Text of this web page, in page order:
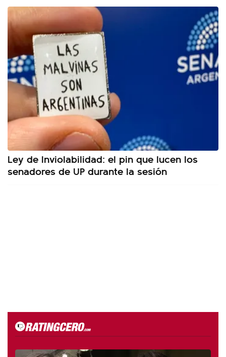
Ley de Inviolabilidad: el pin que lucen los
senadores de UP durante la sesión